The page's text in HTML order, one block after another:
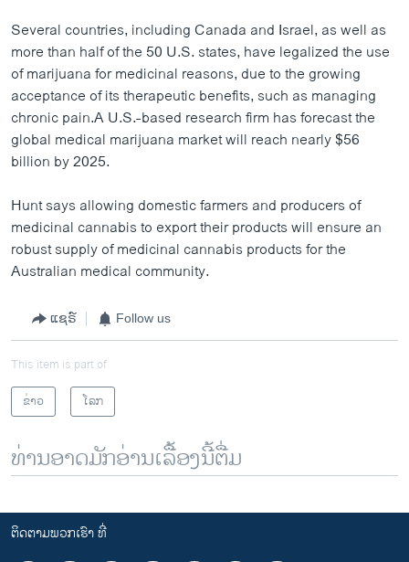
Several countries, including Canada and Israel, as well as
more than half of the 50 U.S. states, have legalized the use
of marijuana for medicinal reasons, due to the growing
acceptance of its therapeutic benefits, such as managing
chronic pain.A U.S.-based research firm has forecast the
global medical marijuana market will reach nearly $56
billion by 2025.
Hunt says allowing domestic farmers and producers of
medicinal cannabis to export their products will ensure an
robust supply of medicinal cannabis products for the
Australian medical community.
ແຊຣ໌ Follow us
This item is part of
ຂ່າວ
ໂລກ
ທ່ານອາດມັກອ່ານເລື້ອງນີ້ຕື່ມ
ຕິດຕາມພວກເຮົາ ທີ່